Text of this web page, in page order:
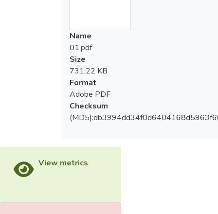
Name
01.pdf
Size
731.22 KB
Format
Adobe PDF
Checksum
View metrics